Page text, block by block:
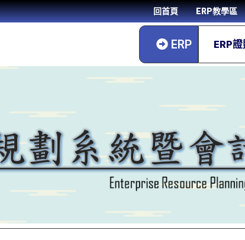
回首頁 ERP教學區
ERP ERP